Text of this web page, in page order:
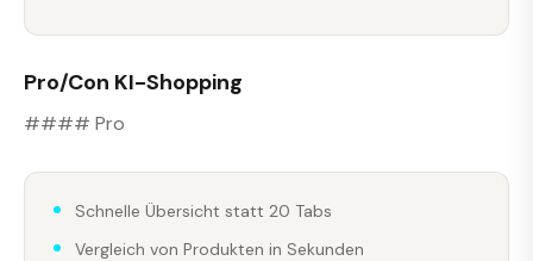
Pro/Con KI-Shopping
#### Pro
Schnelle Übersicht statt 20 Tabs
Vergleich von Produkten in Sekunden